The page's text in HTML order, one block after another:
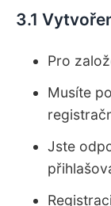
3.1
Pro
Musíte
Jste